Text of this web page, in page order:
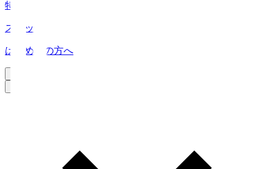
特集
スタッツ
はじめての方へ